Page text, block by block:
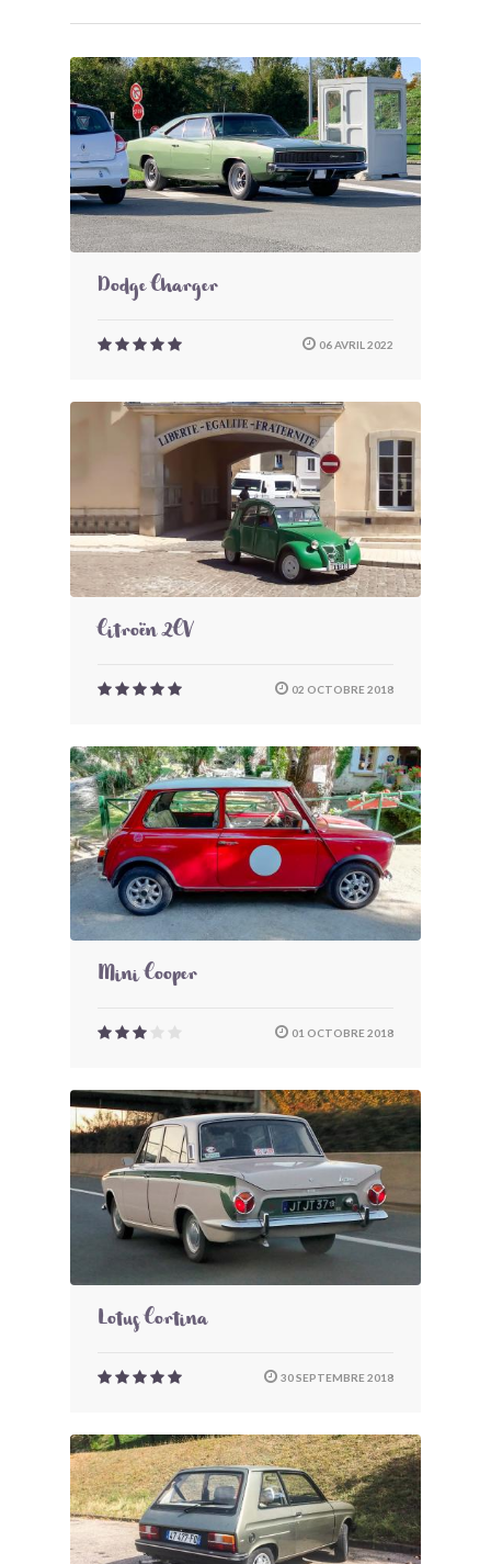
Dodge Charger
06 AVRIL 2022
Citroën 2CV
02 OCTOBRE 2018
Mini Cooper
01 OCTOBRE 2018
Lotus Cortina
30 SEPTEMBRE 2018